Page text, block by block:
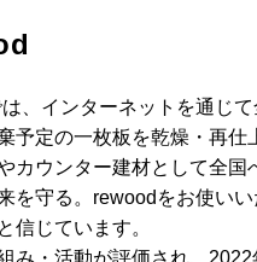
、インターネットを通じ
予定の一枚板を乾燥・再
カウンター建材として全国
を守る。rewoodをお使い
信じています。
み・活動が評価され、2022